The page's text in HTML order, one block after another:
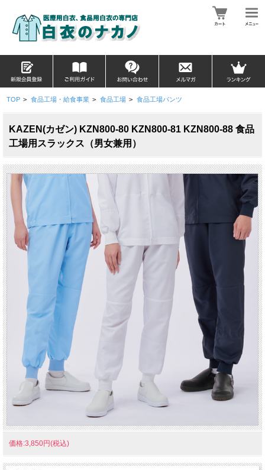
TOP > 食品工場・給食事業 > 食品工場 > 食品工場パンツ
KAZEN(カゼン) KZN800-80 KZN800-81 KZN800-88 食品
工場用スラックス（男女兼用）
価格:3,850円(税込)